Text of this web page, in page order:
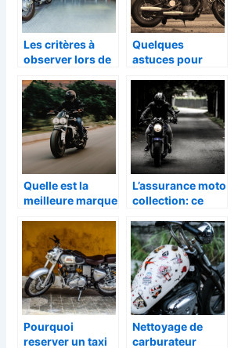
Les critères à
observer lors de
moto d’occasion
Quelques
astuces pour
moto ?
Quelle est la
meilleure marque
L’assurance moto
collection: ce
Pourquoi
reserver un taxi
Nettoyage de
carburateur